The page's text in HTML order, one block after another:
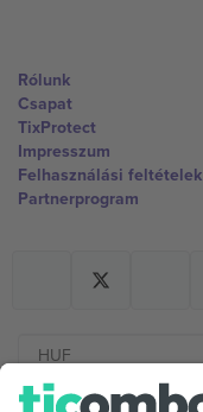
Rólunk
Csapat
TixProtect
Impresszum
Felhasználási feltételek
Partnerprogram